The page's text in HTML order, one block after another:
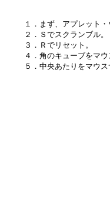
１．まず、アプレット
２．Ｓでスクランブル。
３．Ｒでリセット。
４．角のキューブをマ